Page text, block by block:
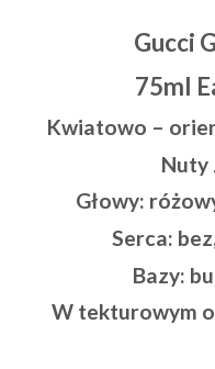
Gucci
75ml
Kwiatowo –
Nuty
Głowy:
Serca:
Bazy:
W tekturowym